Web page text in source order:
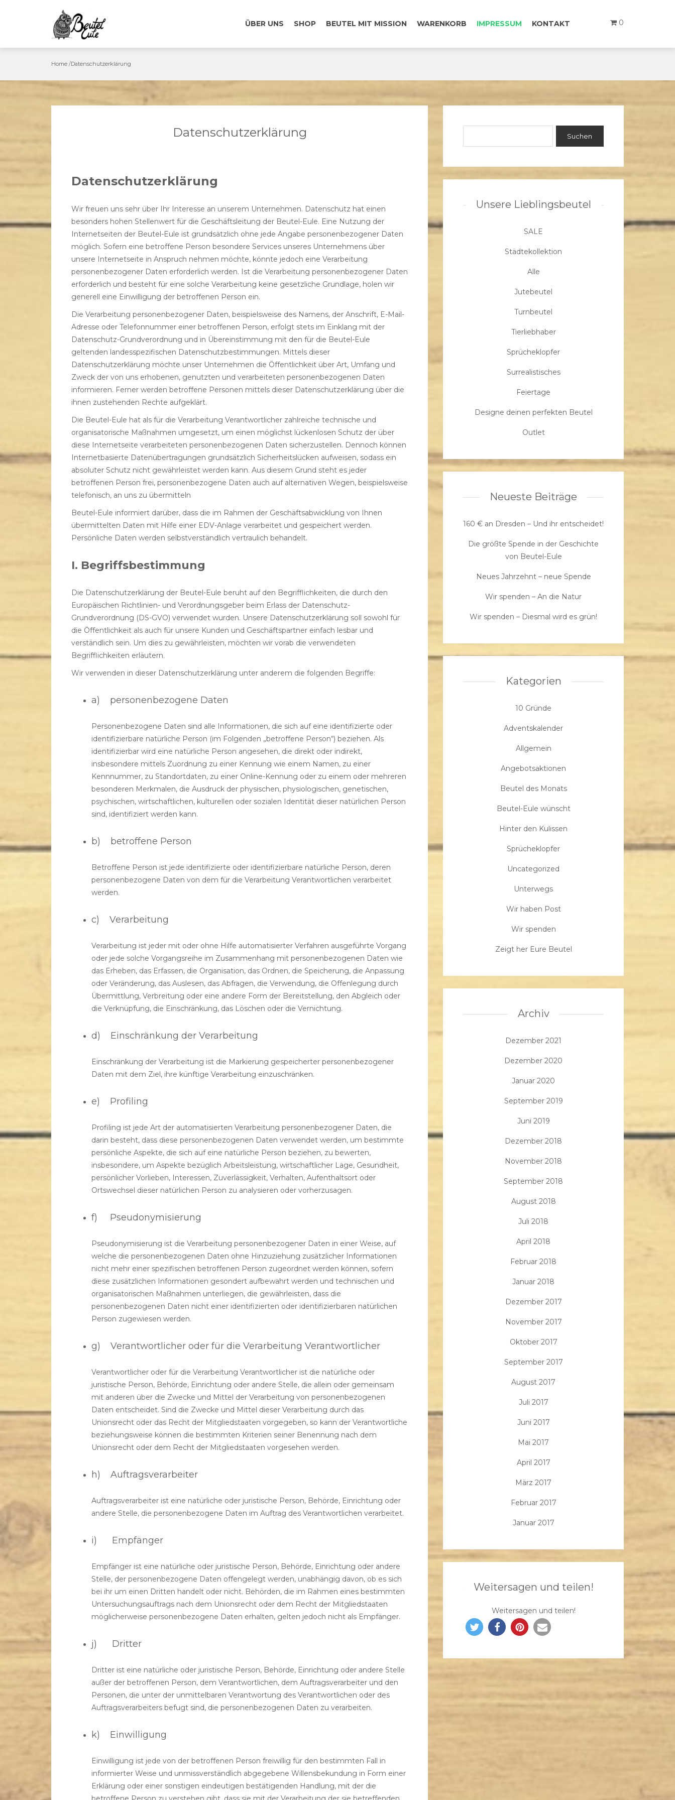
0
ÜBER UNS SHOP BEUTEL MIT MISSION WARENKORB IMPRESSUM KONTAKT
Home /Datenschutzerklärung
Datenschutzerklärung
Datenschutzerklärung
Wir freuen uns sehr über Ihr Interesse an unserem Unternehmen. Datenschutz hat einen
besonders hohen Stellenwert für die Geschäftsleitung der Beutel-Eule. Eine Nutzung der
Internetseiten der Beutel-Eule ist grundsätzlich ohne jede Angabe personenbezogener Daten
möglich. Sofern eine betroffene Person besondere Services unseres Unternehmens über
unsere Internetseite in Anspruch nehmen möchte, könnte jedoch eine Verarbeitung
personenbezogener Daten erforderlich werden. Ist die Verarbeitung personenbezogener Daten
erforderlich und besteht für eine solche Verarbeitung keine gesetzliche Grundlage, holen wir
generell eine Einwilligung der betroffenen Person ein.
Die Verarbeitung personenbezogener Daten, beispielsweise des Namens, der Anschrift, E-Mail-
Adresse oder Telefonnummer einer betroffenen Person, erfolgt stets im Einklang mit der
Datenschutz-Grundverordnung und in Übereinstimmung mit den für die Beutel-Eule
geltenden landesspezifischen Datenschutzbestimmungen. Mittels dieser
Datenschutzerklärung möchte unser Unternehmen die Öffentlichkeit über Art, Umfang und
Zweck der von uns erhobenen, genutzten und verarbeiteten personenbezogenen Daten
informieren. Ferner werden betroffene Personen mittels dieser Datenschutzerklärung über die
ihnen zustehenden Rechte aufgeklärt.
Die Beutel-Eule hat als für die Verarbeitung Verantwortlicher zahlreiche technische und
organisatorische Maßnahmen umgesetzt, um einen möglichst lückenlosen Schutz der über
diese Internetseite verarbeiteten personenbezogenen Daten sicherzustellen. Dennoch können
Internetbasierte Datenübertragungen grundsätzlich Sicherheitslücken aufweisen, sodass ein
absoluter Schutz nicht gewährleistet werden kann. Aus diesem Grund steht es jeder
betroffenen Person frei, personenbezogene Daten auch auf alternativen Wegen, beispielsweise
telefonisch, an uns zu übermitteln
Beutel-Eule informiert darüber, dass die im Rahmen der Geschäftsabwicklung von Ihnen
übermittelten Daten mit Hilfe einer EDV-Anlage verarbeitet und gespeichert werden.
Persönliche Daten werden selbstverständlich vertraulich behandelt.
I. Begriffsbestimmung
Die Datenschutzerklärung der Beutel-Eule beruht auf den Begrifflichkeiten, die durch den
Europäischen Richtlinien- und Verordnungsgeber beim Erlass der Datenschutz-
Grundverordnung (DS-GVO) verwendet wurden. Unsere Datenschutzerklärung soll sowohl für
die Öffentlichkeit als auch für unsere Kunden und Geschäftspartner einfach lesbar und
verständlich sein. Um dies zu gewährleisten, möchten wir vorab die verwendeten
Begrifflichkeiten erläutern.
Wir verwenden in dieser Datenschutzerklärung unter anderem die folgenden Begriffe:
a) personenbezogene Daten
Personenbezogene Daten sind alle Informationen, die sich auf eine identifizierte oder
identifizierbare natürliche Person (im Folgenden „betroffene Person“) beziehen. Als
identifizierbar wird eine natürliche Person angesehen, die direkt oder indirekt,
insbesondere mittels Zuordnung zu einer Kennung wie einem Namen, zu einer
Kennnummer, zu Standortdaten, zu einer Online-Kennung oder zu einem oder mehreren
besonderen Merkmalen, die Ausdruck der physischen, physiologischen, genetischen,
psychischen, wirtschaftlichen, kulturellen oder sozialen Identität dieser natürlichen Person
sind, identifiziert werden kann.
b) betroffene Person
Betroffene Person ist jede identifizierte oder identifizierbare natürliche Person, deren
personenbezogene Daten von dem für die Verarbeitung Verantwortlichen verarbeitet
werden.
c) Verarbeitung
Verarbeitung ist jeder mit oder ohne Hilfe automatisierter Verfahren ausgeführte Vorgang
oder jede solche Vorgangsreihe im Zusammenhang mit personenbezogenen Daten wie
das Erheben, das Erfassen, die Organisation, das Ordnen, die Speicherung, die Anpassung
oder Veränderung, das Auslesen, das Abfragen, die Verwendung, die Offenlegung durch
Übermittlung, Verbreitung oder eine andere Form der Bereitstellung, den Abgleich oder
die Verknüpfung, die Einschränkung, das Löschen oder die Vernichtung.
d) Einschränkung der Verarbeitung
Einschränkung der Verarbeitung ist die Markierung gespeicherter personenbezogener
Daten mit dem Ziel, ihre künftige Verarbeitung einzuschränken.
e) Profiling
Profiling ist jede Art der automatisierten Verarbeitung personenbezogener Daten, die
darin besteht, dass diese personenbezogenen Daten verwendet werden, um bestimmte
persönliche Aspekte, die sich auf eine natürliche Person beziehen, zu bewerten,
insbesondere, um Aspekte bezüglich Arbeitsleistung, wirtschaftlicher Lage, Gesundheit,
persönlicher Vorlieben, Interessen, Zuverlässigkeit, Verhalten, Aufenthaltsort oder
Ortswechsel dieser natürlichen Person zu analysieren oder vorherzusagen.
f) Pseudonymisierung
Pseudonymisierung ist die Verarbeitung personenbezogener Daten in einer Weise, auf
welche die personenbezogenen Daten ohne Hinzuziehung zusätzlicher Informationen
nicht mehr einer spezifischen betroffenen Person zugeordnet werden können, sofern
diese zusätzlichen Informationen gesondert aufbewahrt werden und technischen und
organisatorischen Maßnahmen unterliegen, die gewährleisten, dass die
personenbezogenen Daten nicht einer identifizierten oder identifizierbaren natürlichen
Person zugewiesen werden.
g) Verantwortlicher oder für die Verarbeitung Verantwortlicher
Verantwortlicher oder für die Verarbeitung Verantwortlicher ist die natürliche oder
juristische Person, Behörde, Einrichtung oder andere Stelle, die allein oder gemeinsam
mit anderen über die Zwecke und Mittel der Verarbeitung von personenbezogenen
Daten entscheidet. Sind die Zwecke und Mittel dieser Verarbeitung durch das
Unionsrecht oder das Recht der Mitgliedstaaten vorgegeben, so kann der Verantwortliche
beziehungsweise können die bestimmten Kriterien seiner Benennung nach dem
Unionsrecht oder dem Recht der Mitgliedstaaten vorgesehen werden.
h) Auftragsverarbeiter
Auftragsverarbeiter ist eine natürliche oder juristische Person, Behörde, Einrichtung oder
andere Stelle, die personenbezogene Daten im Auftrag des Verantwortlichen verarbeitet.
i) Empfänger
Empfänger ist eine natürliche oder juristische Person, Behörde, Einrichtung oder andere
Stelle, der personenbezogene Daten offengelegt werden, unabhängig davon, ob es sich
bei ihr um einen Dritten handelt oder nicht. Behörden, die im Rahmen eines bestimmten
Untersuchungsauftrags nach dem Unionsrecht oder dem Recht der Mitgliedstaaten
möglicherweise personenbezogene Daten erhalten, gelten jedoch nicht als Empfänger.
j) Dritter
Dritter ist eine natürliche oder juristische Person, Behörde, Einrichtung oder andere Stelle
außer der betroffenen Person, dem Verantwortlichen, dem Auftragsverarbeiter und den
Personen, die unter der unmittelbaren Verantwortung des Verantwortlichen oder des
Auftragsverarbeiters befugt sind, die personenbezogenen Daten zu verarbeiten.
k) Einwilligung
Einwilligung ist jede von der betroffenen Person freiwillig für den bestimmten Fall in
informierter Weise und unmissverständlich abgegebene Willensbekundung in Form einer
Erklärung oder einer sonstigen eindeutigen bestätigenden Handlung, mit der die
Unsere Lieblingsbeutel
SALE
Städtekollektion
Alle
Jutebeutel
Turnbeutel
Tierliebhaber
Sprücheklopfer
Surrealistisches
Feiertage
Designe deinen perfekten Beutel
Outlet
Neueste Beiträge
160 € an Dresden – Und ihr entscheidet!
Die größte Spende in der Geschichte
von Beutel-Eule
Neues Jahrzehnt – neue Spende
Wir spenden – An die Natur
Wir spenden – Diesmal wird es grün!
Kategorien
10 Gründe
Adventskalender
Allgemein
Angebotsaktionen
Beutel des Monats
Beutel-Eule wünscht
Hinter den Kulissen
Sprücheklopfer
Uncategorized
Unterwegs
Wir haben Post
Wir spenden
Zeigt her Eure Beutel
Archiv
Dezember 2021
Dezember 2020
Januar 2020
September 2019
Juni 2019
Dezember 2018
November 2018
September 2018
August 2018
Juli 2018
April 2018
Februar 2018
Januar 2018
Dezember 2017
November 2017
Oktober 2017
September 2017
August 2017
Juli 2017
Juni 2017
Mai 2017
April 2017
März 2017
Februar 2017
Januar 2017
Weitersagen und teilen!
Weitersagen und teilen!